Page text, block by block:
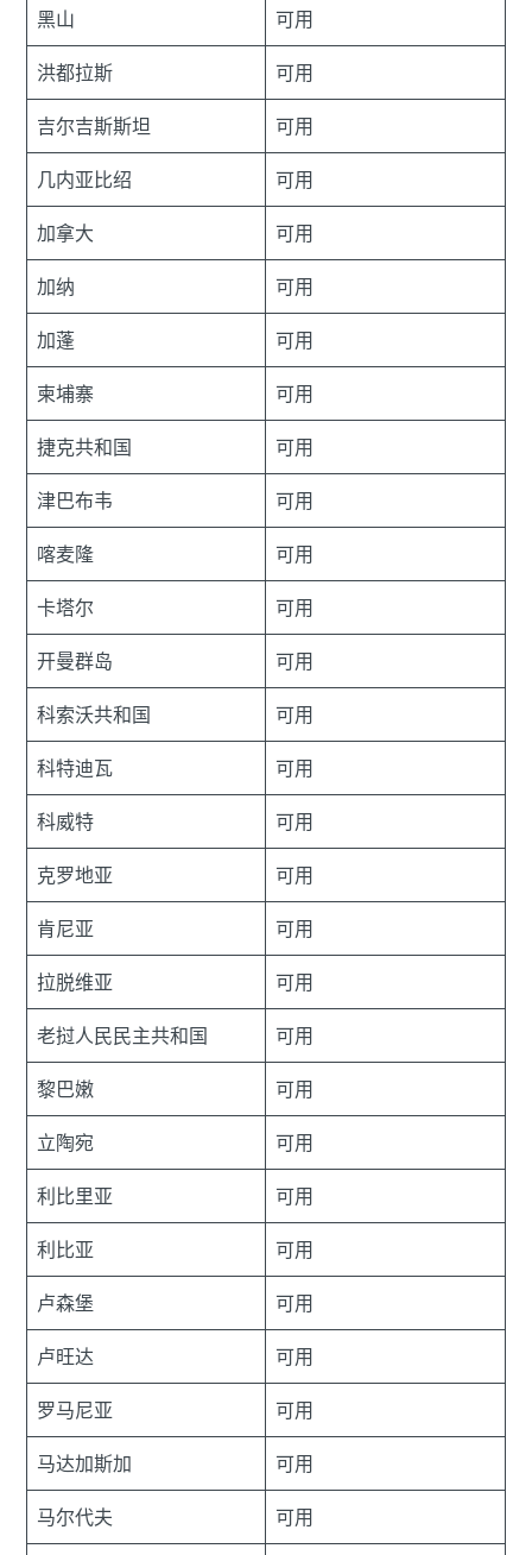
黑山
可用
洪都拉斯
可用
吉尔吉斯斯坦
可用
几内亚比绍
可用
加拿大
可用
加纳
可用
加蓬
可用
柬埔寨
可用
捷克共和国
可用
津巴布韦
可用
喀麦隆
可用
卡塔尔
可用
开曼群岛
可用
科索沃共和国
可用
科特迪瓦
可用
科威特
可用
克罗地亚
可用
肯尼亚
可用
拉脱维亚
可用
老挝人民民主共和国
可用
黎巴嫩
可用
立陶宛
可用
利比里亚
可用
利比亚
可用
卢森堡
可用
卢旺达
可用
罗马尼亚
可用
马达加斯加
可用
马尔代夫
可用